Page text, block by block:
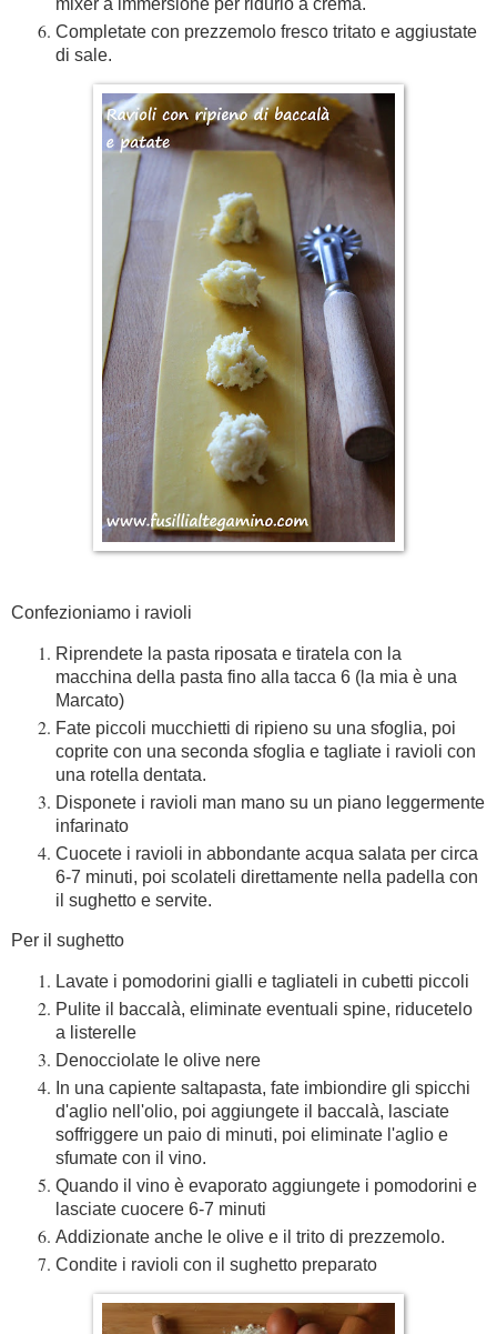
mixer a immersione per ridurlo a crema.
Completate con prezzemolo fresco tritato e aggiustate
di sale.
Confezioniamo i ravioli
Riprendete la pasta riposata e tiratela con la
macchina della pasta fino alla tacca 6 (la mia è una
Marcato)
Fate piccoli mucchietti di ripieno su una sfoglia, poi
coprite con una seconda sfoglia e tagliate i ravioli con
una rotella dentata.
Disponete i ravioli man mano su un piano leggermente
infarinato
Cuocete i ravioli in abbondante acqua salata per circa
6-7 minuti, poi scolateli direttamente nella padella con
il sughetto e servite.
Per il sughetto
Lavate i pomodorini gialli e tagliateli in cubetti piccoli
Pulite il baccalà, eliminate eventuali spine, riducetelo
a listerelle
Denocciolate le olive nere
In una capiente saltapasta, fate imbiondire gli spicchi
d'aglio nell'olio, poi aggiungete il baccalà, lasciate
soffriggere un paio di minuti, poi eliminate l'aglio e
sfumate con il vino.
Quando il vino è evaporato aggiungete i pomodorini e
lasciate cuocere 6-7 minuti
Addizionate anche le olive e il trito di prezzemolo.
Condite i ravioli con il sughetto preparato